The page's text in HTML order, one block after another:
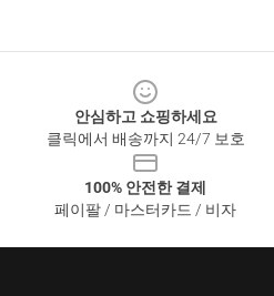
안심하고 쇼핑하세요
클릭에서 배송까지 24/7 보호
100% 안전한 결제
페이팔 / 마스터카드 / 비자